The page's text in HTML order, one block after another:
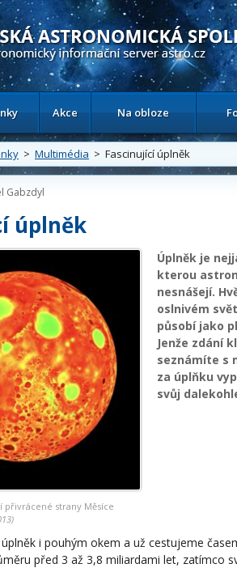
- Informační astronomický server
Akce Na obloze
> Multimédia > Fascinující úplněk
Gabzdyl
úplněk
přivrácené strany Měsíce
Úplněk je
kterou
nesnášejí.
oslnivém
působí jako
Jenže zdání
seznámíte s
za úplňku
svůj
i pouhým okem a už cestujeme
před 3 až 3,8 miliardami let, zatímco